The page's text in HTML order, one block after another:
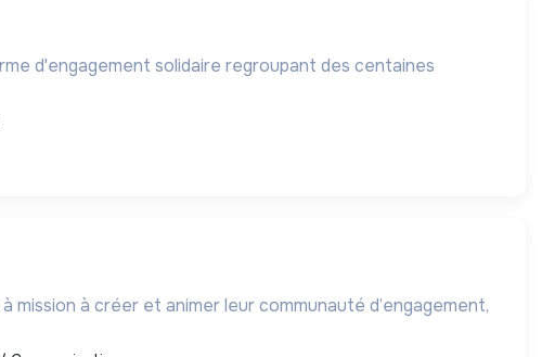
d'engagement solidaire regroupant des centaines
à créer et animer leur communauté d’engagement,